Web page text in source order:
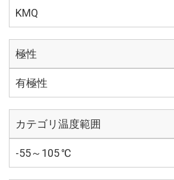
KMQ
極性
有極性
カテゴリ温度範囲
-55～105 ℃